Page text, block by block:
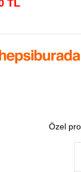
TL
Özel